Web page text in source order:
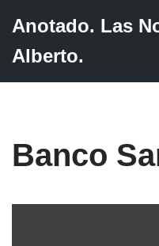
Saltar
Anotado. Las
Alberto.
Banco